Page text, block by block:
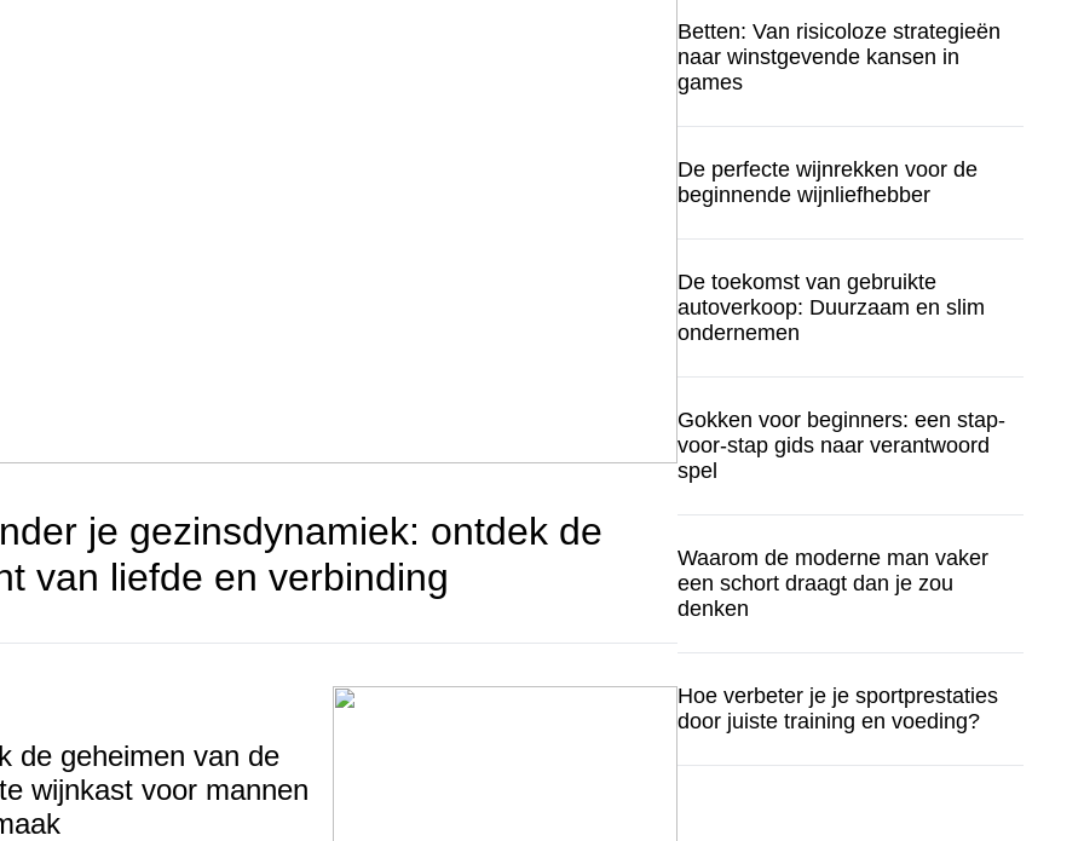
je gezinsdynamiek: ontdek de
van liefde en verbinding
de geheimen van de
wijnkast voor mannen
Betten: Van risicoloze strategieën
naar winstgevende kansen in
games
De perfecte wijnrekken voor de
beginnende wijnliefhebber
De toekomst van gebruikte
autoverkoop: Duurzaam en slim
ondernemen
Gokken voor beginners: een stap-
voor-stap gids naar verantwoord
spel
Waarom de moderne man vaker
een schort draagt dan je zou
denken
Hoe verbeter je je sportprestaties
door juiste training en voeding?